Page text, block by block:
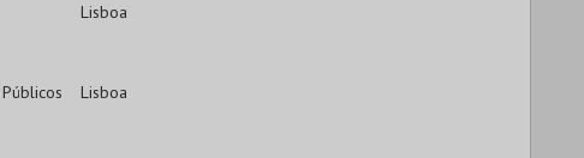
Lisboa
Lisboa